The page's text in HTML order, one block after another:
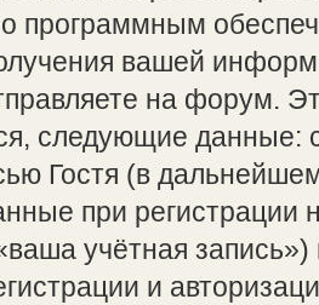
программным
вашей
на форум.
следующие
Гостя (в
при
учётная
и